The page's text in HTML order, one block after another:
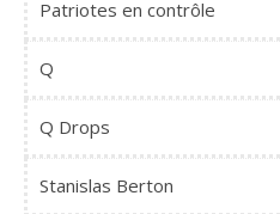
Patriotes en contrôle
Q
Q Drops
Stanislas Berton